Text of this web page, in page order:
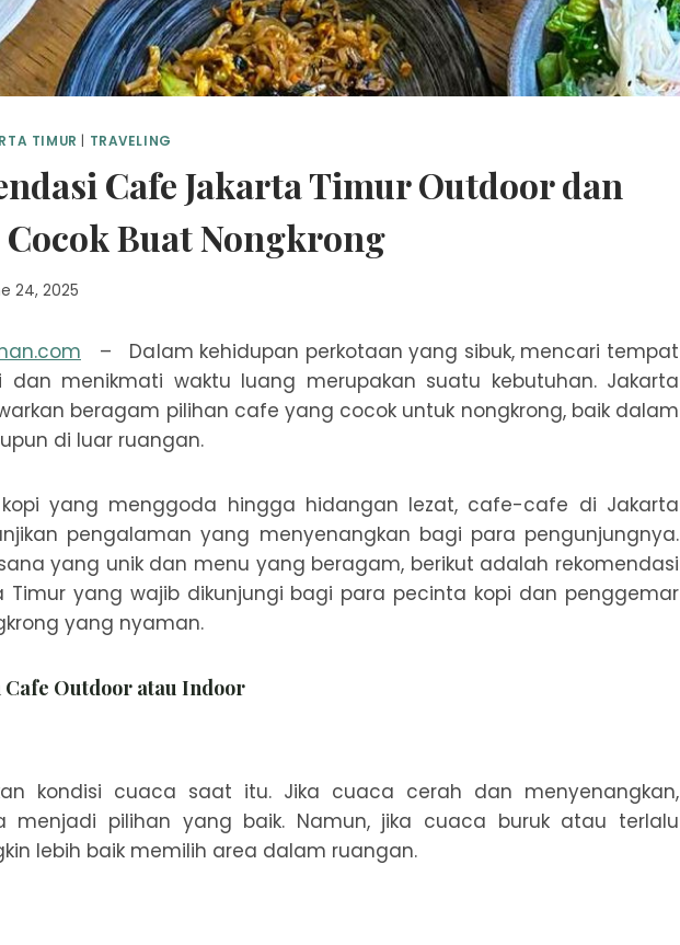
TIMUR TRAVELING
Cafe Jakarta Timur Outdoor dan
Buat Nongkrong
24, 2025
– Dalam kehidupan perkotaan yang sibuk, mencari tempat
dan menikmati waktu luang merupakan suatu kebutuhan. Jakarta
beragam pilihan cafe yang cocok untuk nongkrong, baik dalam
di luar ruangan.
yang menggoda hingga hidangan lezat, cafe-cafe di Jakarta
pengalaman yang menyenangkan bagi para pengunjungnya.
yang unik dan menu yang beragam, berikut adalah rekomendasi
Timur yang wajib dikunjungi bagi para pecinta kopi dan penggemar
yang nyaman.
Outdoor atau Indoor
kondisi cuaca saat itu. Jika cuaca cerah dan menyenangkan,
menjadi pilihan yang baik. Namun, jika cuaca buruk atau terlalu
lebih baik memilih area dalam ruangan.